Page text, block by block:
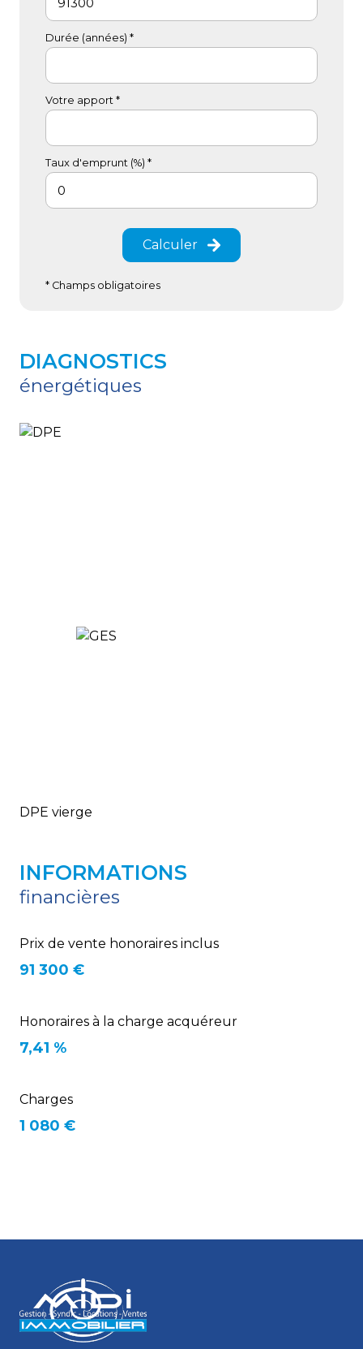
Durée (années) *
Votre apport *
Taux d'emprunt (%) *
Calculer
* Champs obligatoires
DIAGNOSTICS
énergétiques
DPE vierge
INFORMATIONS
financières
Prix de vente honoraires inclus
91 300 €
Honoraires à la charge acquéreur
7,41 %
Charges
1 080 €